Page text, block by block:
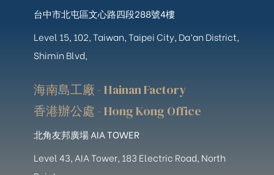
台中市北屯區文心路四段288號4樓
Level 15, 102, Taiwan, Taipei City, Da’an District,
Shimin Blvd,
海南島工廠 - Hainan Factory
香港辦公處 - Hong Kong Office
北角友邦廣場 AIA TOWER
Level 43, AIA Tower, 183 Electric Road, North